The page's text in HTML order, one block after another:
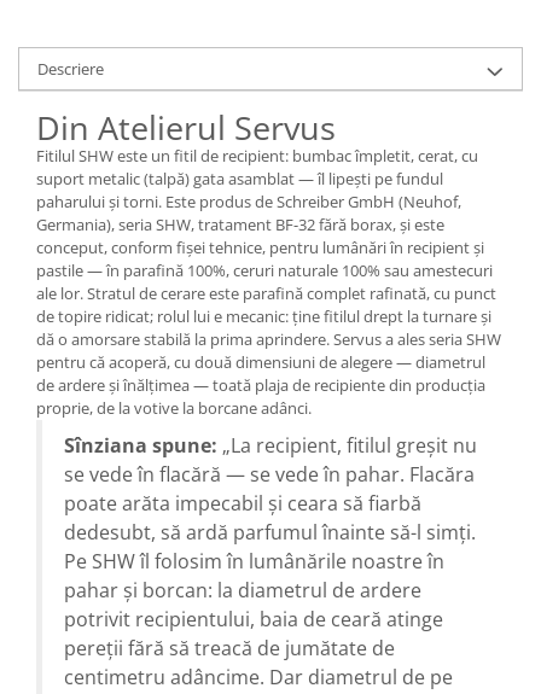
Descriere
Din Atelierul Servus
Fitilul SHW este un fitil de recipient: bumbac împletit, cerat, cu
suport metalic (talpă) gata asamblat — îl lipești pe fundul
paharului și torni. Este produs de Schreiber GmbH (Neuhof,
Germania), seria SHW, tratament BF-32 fără borax, și este
conceput, conform fișei tehnice, pentru lumânări în recipient și
pastile — în parafină 100%, ceruri naturale 100% sau amestecuri
ale lor. Stratul de cerare este parafină complet rafinată, cu punct
de topire ridicat; rolul lui e mecanic: ține fitilul drept la turnare și
dă o amorsare stabilă la prima aprindere. Servus a ales seria SHW
pentru că acoperă, cu două dimensiuni de alegere — diametrul
de ardere și înălțimea — toată plaja de recipiente din producția
proprie, de la votive la borcane adânci.
Sînziana spune: „La recipient, fitilul greșit nu
se vede în flacără — se vede în pahar. Flacăra
poate arăta impecabil și ceara să fiarbă
dedesubt, să ardă parfumul înainte să-l simți.
Pe SHW îl folosim în lumânările noastre în
pahar și borcan: la diametrul de ardere
potrivit recipientului, baia de ceară atinge
pereții fără să treacă de jumătate de
centimetru adâncime. Dar diametrul de pe